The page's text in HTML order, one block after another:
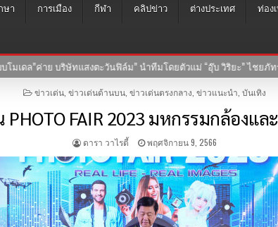
ษา การเมือง กีฬา คลิปข่าว ต่างประเทศ ท่อง
2569 เปิดประวัติ “เค้ก กีรติรัฐ” สาวสวยครบเครื่อง ที่แท้คือทายาท
POSTED
ข่าวเด่น, ข่าวเด่นด้านบน, ข่าวเด่นตรงกลาง ข่าวแนะนำ บันเทิง
PHOTO FAIR 2023 มหกรรมกล้อง
ดารา วาไรตี้ พฤศจิกายน 9, 2566